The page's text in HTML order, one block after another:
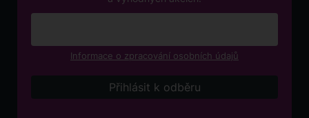
Informace o zpracování osobních údajů